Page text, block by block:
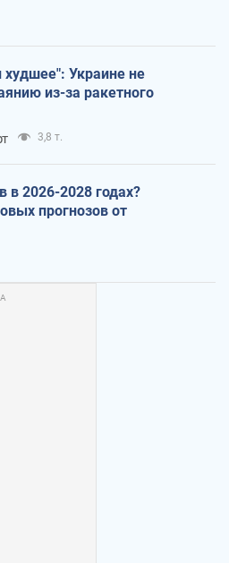
Украине не
из-за ракетного
3,8 т.
в 2026-2028 годах?
прогнозов от